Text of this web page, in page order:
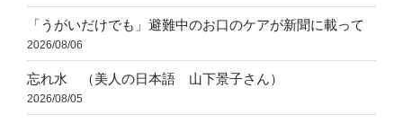
「うがいだけでも」避難中のお口のケアが新聞に載って
2026/08/06
忘れ水 （美人の日本語 山下景子さん）
2026/08/05